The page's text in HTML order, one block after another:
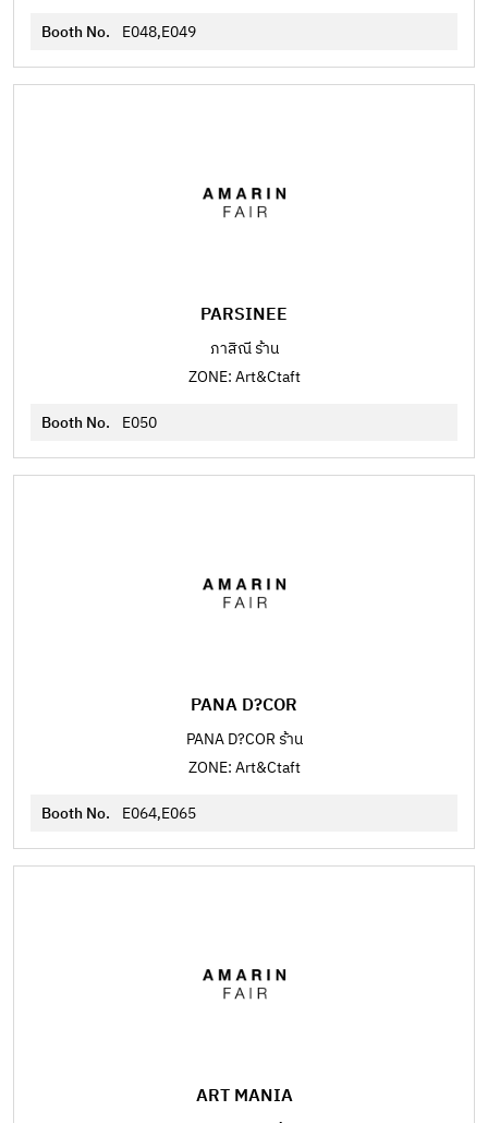
Booth No. E048,E049
PARSINEE
ภาสิณี ร้าน
ZONE: Art&Ctaft
Booth No. E050
PANA D?COR
PANA D?COR ร้าน
ZONE: Art&Ctaft
Booth No. E064,E065
ART MANIA